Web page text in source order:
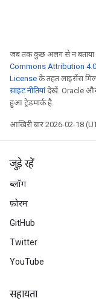
जब तक कुछ अलग से न बताया
Commons Attribution
License के तहत लाइसेंस
साइट नीतियांदेखें. Oracle और/
हुआ ट्रेडमार्क है.
आखिरी बार 2026-02-18
जुड़े रहें
ब्लॉग
फ़ोरम
GitHub
Twitter
YouTube
सहायता